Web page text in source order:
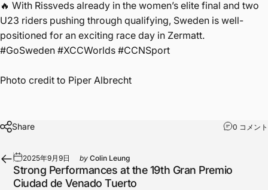
🔥 With Rissveds already in the women’s elite final and two
U23 riders pushing through qualifying, Sweden is well-
positioned for an exciting race day in Zermatt.
#GoSweden #XCCWorlds #CCNSport
Photo credit to Piper Albrecht
Share 0 コメント
2025年9月9日 by Colin Leung
Strong Performances at the 19th Gran Premio
Ciudad de Venado Tuerto